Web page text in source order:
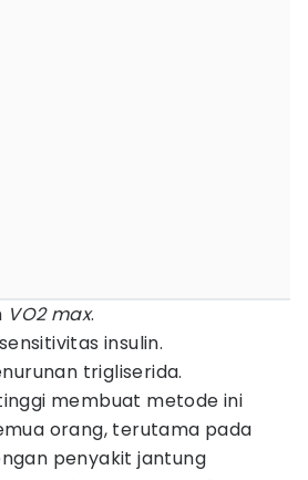
VO2 max.
insulin.
trigliserida.
membuat metode ini
orang, terutama pada
penyakit jantung